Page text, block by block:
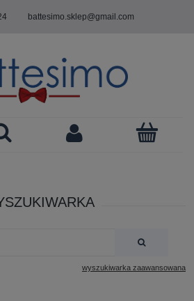
battesimo.sklep@gmail.com
wyszukiwarka zaawansowana